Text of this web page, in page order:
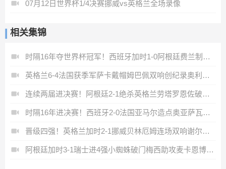
07月12日世界杯1/4决赛挪威vs英格兰全场录像
相关集锦
时隔16年夺世界杯冠军！西班牙加时1-0阿根廷费兰制胜恩佐染红
英格兰6-4法国获季军萨卡戴帽姆巴佩双响创纪录奥利塞2助+失良机
连续两届进决赛！阿根廷2-1绝杀英格兰劳塔罗恩佐破门梅西两助攻
时隔16年进决赛！西班牙2-0法国亚马尔造点奥亚萨瓦尔、波罗破门
晋级四强！英格兰加时2-1挪威贝林厄姆连场双响谢尔德鲁普破门
阿根廷加时3-1瑞士进4强小蜘蛛破门梅西助攻麦卡恩博洛假摔染红